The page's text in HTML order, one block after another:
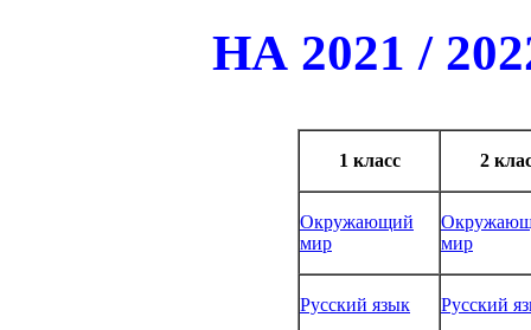
НА 2021 /
1 класс 2
Окружающий
мир
мир
Русский язык Русский